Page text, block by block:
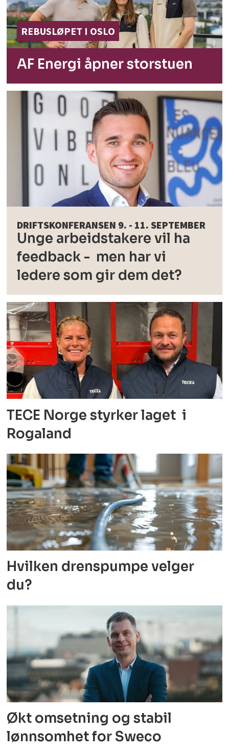
REBUSLØPET I OSLO
AF Energi åpnerstorstuen
DRIFTSKONFERANSEN 9. - 11. SEPTEMBER
Unge arbeidstakere vil ha
feedback - men har vi
ledere som gir dem det?
TECE Norge styrker laget i
Rogaland
Hvilken drenspumpe velger
du?
Økt omsetning og stabil
lønnsomhet for Sweco